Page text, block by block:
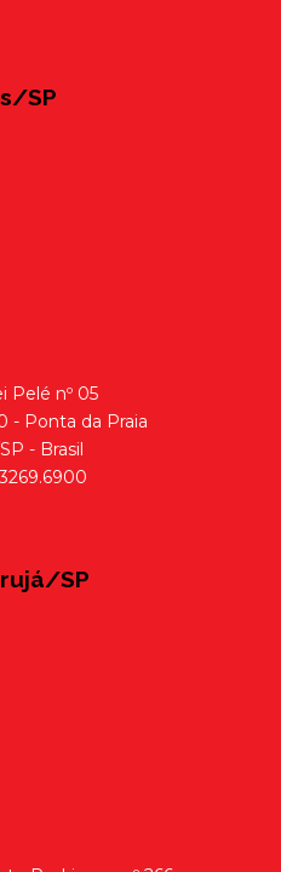
SP
Pelé nº 05
- Ponta da Praia
- Brasil
3269.6900
SP